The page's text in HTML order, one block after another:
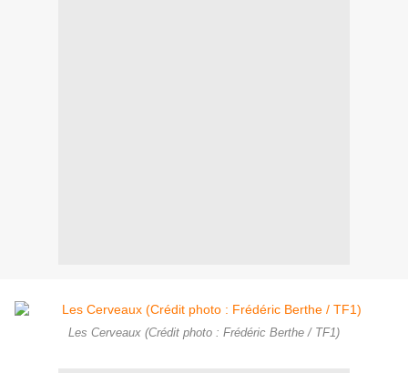
Les Cerveaux (Crédit photo : Frédéric Berthe / TF1)